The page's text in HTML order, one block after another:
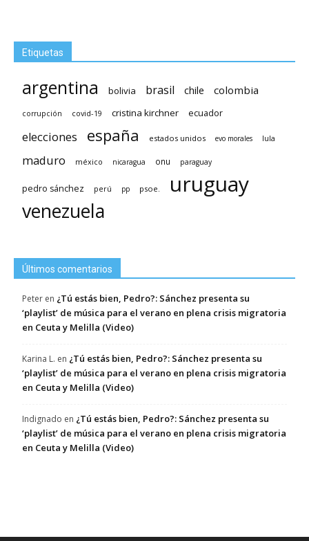
Etiquetas
argentina bolivia brasil chile colombia
corrupción covid-19 cristina kirchner ecuador
elecciones españa estados unidos evo morales lula
maduro méxico nicaragua onu paraguay
pedro sánchez perú pp psoe. uruguay
venezuela
Últimos comentarios
Peter en ¿Tú estás bien, Pedro?: Sánchez presenta su
‘playlist’ de música para el verano en plena crisis migratoria
en Ceuta y Melilla (Video)
Karina L. en ¿Tú estás bien, Pedro?: Sánchez presenta su
‘playlist’ de música para el verano en plena crisis migratoria
en Ceuta y Melilla (Video)
Indignado en ¿Tú estás bien, Pedro?: Sánchez presenta su
‘playlist’ de música para el verano en plena crisis migratoria
en Ceuta y Melilla (Video)